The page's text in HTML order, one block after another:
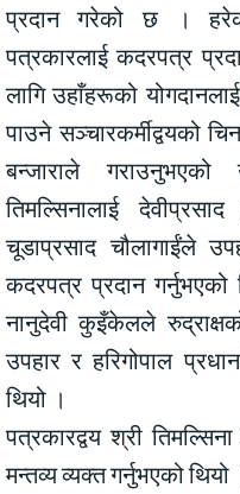
प्रदान गरेको छ ।
पत्रकारलाई कदरपत्र
लागि उहाँहरूको
पाउने सञ्चारकर्मीद्वयको
बन्जाराले गराउनुभएको
तिमल्सिनालाई
चूडाप्रसाद चौलागाईंले
कदरपत्र प्रदान
नानुदेवी कुइँकेलले
उपहार र हरिगोपाल
थियो ।
पत्रकारद्वय श्री
मन्तव्य व्यक्त गर्नुभएको थियो